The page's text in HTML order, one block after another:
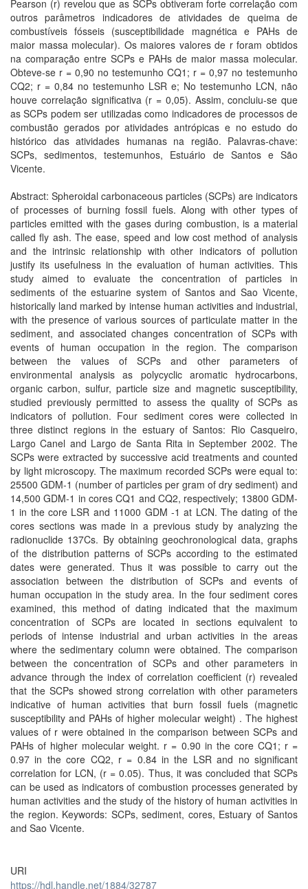
Pearson (r) revelou que as SCPs obtiveram forte correlação com
outros parâmetros indicadores de atividades de queima de
combustíveis fósseis (susceptibilidade magnética e PAHs de
maior massa molecular). Os maiores valores de r foram obtidos
na comparação entre SCPs e PAHs de maior massa molecular.
Obteve-se r = 0,90 no testemunho CQ1; r = 0,97 no testemunho
CQ2; r = 0,84 no testemunho LSR e; No testemunho LCN, não
houve correlação significativa (r = 0,05). Assim, concluiu-se que
as SCPs podem ser utilizadas como indicadores de processos de
combustão gerados por atividades antrópicas e no estudo do
histórico das atividades humanas na região. Palavras-chave:
SCPs, sedimentos, testemunhos, Estuário de Santos e São
Vicente.
Abstract: Spheroidal carbonaceous particles (SCPs) are indicators
of processes of burning fossil fuels. Along with other types of
particles emitted with the gases during combustion, is a material
called fly ash. The ease, speed and low cost method of analysis
and the intrinsic relationship with other indicators of pollution
justify its usefulness in the evaluation of human activities. This
study aimed to evaluate the concentration of particles in
sediments of the estuarine system of Santos and Sao Vicente,
historically land marked by intense human activities and industrial,
with the presence of various sources of particulate matter in the
sediment, and associated changes concentration of SCPs with
events of human occupation in the region. The comparison
between the values of SCPs and other parameters of
environmental analysis as polycyclic aromatic hydrocarbons,
organic carbon, sulfur, particle size and magnetic susceptibility,
studied previously permitted to assess the quality of SCPs as
indicators of pollution. Four sediment cores were collected in
three distinct regions in the estuary of Santos: Rio Casqueiro,
Largo Canel and Largo de Santa Rita in September 2002. The
SCPs were extracted by successive acid treatments and counted
by light microscopy. The maximum recorded SCPs were equal to:
25500 GDM-1 (number of particles per gram of dry sediment) and
14,500 GDM-1 in cores CQ1 and CQ2, respectively; 13800 GDM-
1 in the core LSR and 11000 GDM -1 at LCN. The dating of the
cores sections was made in a previous study by analyzing the
radionuclide 137Cs. By obtaining geochronological data, graphs
of the distribution patterns of SCPs according to the estimated
dates were generated. Thus it was possible to carry out the
association between the distribution of SCPs and events of
human occupation in the study area. In the four sediment cores
examined, this method of dating indicated that the maximum
concentration of SCPs are located in sections equivalent to
periods of intense industrial and urban activities in the areas
where the sedimentary column were obtained. The comparison
between the concentration of SCPs and other parameters in
advance through the index of correlation coefficient (r) revealed
that the SCPs showed strong correlation with other parameters
indicative of human activities that burn fossil fuels (magnetic
susceptibility and PAHs of higher molecular weight) . The highest
values of r were obtained in the comparison between SCPs and
PAHs of higher molecular weight. r = 0.90 in the core CQ1; r =
0.97 in the core CQ2, r = 0.84 in the LSR and no significant
correlation for LCN, (r = 0.05). Thus, it was concluded that SCPs
can be used as indicators of combustion processes generated by
human activities and the study of the history of human activities in
the region. Keywords: SCPs, sediment, cores, Estuary of Santos
and Sao Vicente.
URI
https://hdl.handle.net/1884/32787